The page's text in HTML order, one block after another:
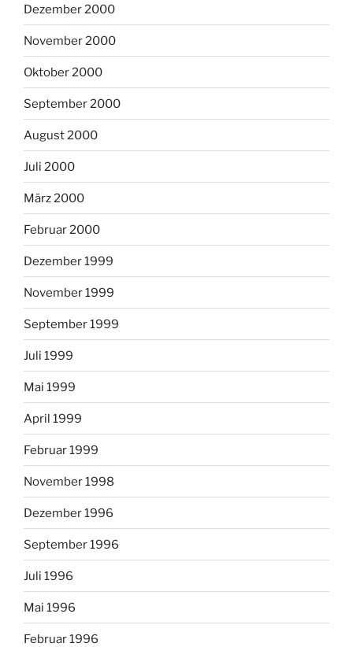
Dezember 2000
November 2000
Oktober 2000
September 2000
August 2000
Juli 2000
März 2000
Februar 2000
Dezember 1999
November 1999
September 1999
Juli 1999
Mai 1999
April 1999
Februar 1999
November 1998
Dezember 1996
September 1996
Juli 1996
Mai 1996
Februar 1996